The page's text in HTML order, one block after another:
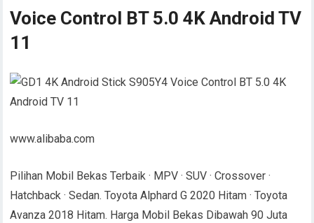
Voice Control BT 5.0 4K Android TV
11
www.alibaba.com
Pilihan Mobil Bekas Terbaik · MPV · SUV · Crossover ·
Hatchback · Sedan. Toyota Alphard G 2020 Hitam · Toyota
Avanza 2018 Hitam. Harga Mobil Bekas Dibawah 90 Juta